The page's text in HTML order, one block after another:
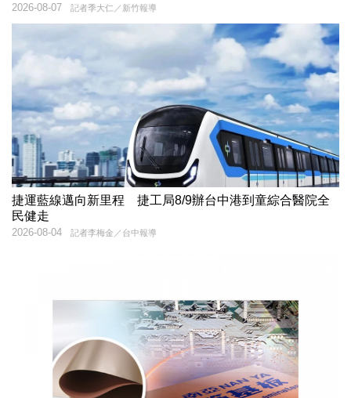
記者季大仁／新竹報導
2026-08-07
捷運藍線邁向新里程 捷工局8/9辦台中港到童綜合醫院全
民健走
記者李梅金／台中報導
2026-08-04